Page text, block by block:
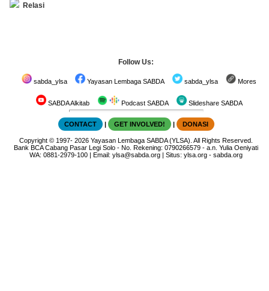
Relasi
Follow Us:
sabda_ylsa Yayasan Lembaga SABDA sabda_ylsa Mores
SABDA Alkitab Podcast SABDA Slideshare SABDA
CONTACT | GET INVOLVED! | DONASI
Copyright © 1997-2026Yayasan Lembaga SABDA (YLSA). All Rights Reserved.
Bank BCA Cabang Pasar Legi Solo - No. Rekening: 0790266579 - a.n. Yulia Oeniyati
WA:0881-2979-100 | Email:ylsa@sabda.org | Situs:ylsa.org -sabda.org